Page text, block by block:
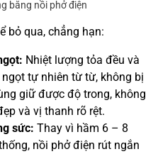
bằng nồi phở điện
bỏ qua, chẳng hạn:
Nhiệt lượng tỏa đều và
tự nhiên từ từ, không bị
giữ được độ trong, không
và vị thanh rõ rệt.
sức: Thay vì hầm 6 – 8
nồi phở điện rút ngắn